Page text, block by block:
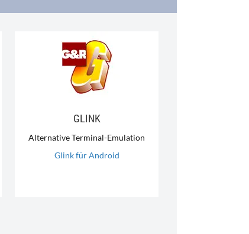
GLINK
Alternative Terminal-Emulation
Glink für Android